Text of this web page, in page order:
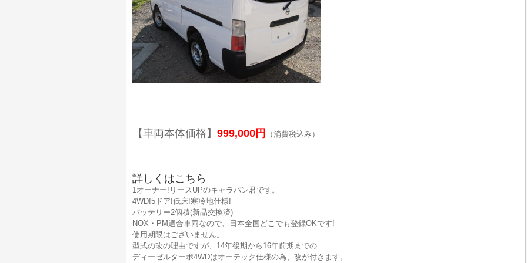
【車両本体価格】 999,000円 （消費税込み）
詳しくはこちら
1オーナー!リースUPのキャラバン君です。
4WD!5ドア!低床!寒冷地仕様!
バッテリー2個積(新品交換済)
NOX・PM適合車両なので、日本全国どこでも登録OKです!
使用期限はございません。
型式の改の理由ですが、14年後期から16年前期までの
ディーゼルターボ4WDはオーテック仕様の為、改が付きます。